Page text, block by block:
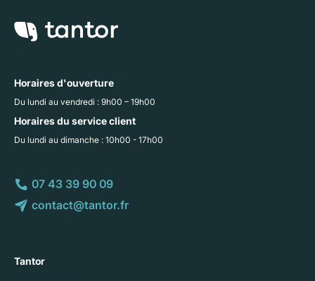
Horaires d'ouverture
Du lundi au vendredi : 9h00 – 19h00
Horaires du service client
Du lundi au dimanche : 10h00 - 17h00
07 43 39 90 09
contact@tantor.fr
Tantor